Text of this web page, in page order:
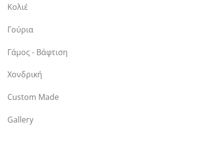
Κολιέ
Γούρια
Γάμος - Βάφτιση
Χονδρική
Custom Made
Gallery